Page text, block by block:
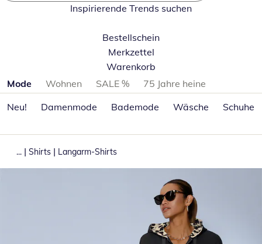
Inspirierende Trends suchen
Bestellschein
Merkzettel
Warenkorb
Produktkategorien überspringen
Mode Wohnen SALE %
75 Jahre heine
Neu!
Damenmode Bademode Wäsche Schuhe
... | Shirts | Langarm-Shirts